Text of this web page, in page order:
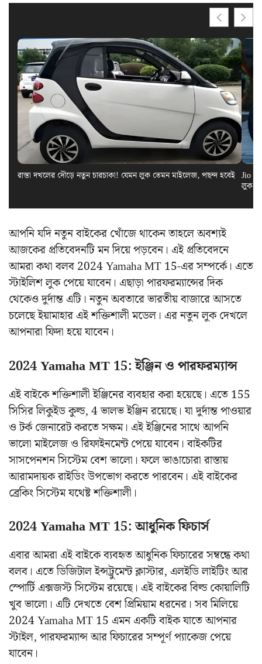
রাস্তা দখলের দৌড়ে নতুন চারচাকা! যেমন লুক তেমন মাইলেজ, পছন্দ হবেই Jio
লুক
আপনি যদি নতুন বাইকের খোঁজে থাকেন তাহলে অবশ্যই
আজকের প্রতিবেদনটি মন দিয়ে পড়বেন। এই প্রতিবেদনে
আমরা কথা বলব 2024 Yamaha MT 15-এর সম্পর্কে। এতে
স্টাইলিশ লুক পেয়ে যাবেন। এছাড়া পারফরম্যান্সের দিক
থেকেও দুর্দান্ত এটি। নতুন অবতারে ভারতীয় বাজারে আসতে
চলেছে ইয়ামাহার এই শক্তিশালী মডেল। এর নতুন লুক দেখলে
আপনারা ফিদা হয়ে যাবেন।
2024 Yamaha MT 15: ইঞ্জিন ও পারফরম্যান্স
এই বাইকে শক্তিশালী ইঞ্জিনের ব্যবহার করা হয়েছে। এতে 155
সিসির লিকুইড কুল্ড, 4 ভালভ ইঞ্জিন রয়েছে। যা দুর্দান্ত পাওয়ার
ও টর্ক জেনারেট করতে সক্ষম। এই ইঞ্জিনের সাথে আপনি
ভালো মাইলেজ ও রিফাইনমেন্ট পেয়ে যাবেন। বাইকটির
সাসপেনশন সিস্টেম বেশ ভালো। ফলে ভাঙাচোরা রাস্তায়
আরামদায়ক রাইডিং উপভোগ করতে পারবেন। এই বাইকের
ব্রেকিং সিস্টেম যথেষ্ট শক্তিশালী।
2024 Yamaha MT 15: আধুনিক ফিচার্স
এবার আমরা এই বাইকে ব্যবহৃত আধুনিক ফিচারের সম্বন্ধে কথা
বলব। এতে ডিজিটাল ইন্সট্রুমেন্ট ক্লাস্টার, এলইডি লাইটিং আর
স্পোর্টি এক্সজস্ট সিস্টেম রয়েছে। এই বাইকের বিল্ড কোয়ালিটি
খুব ভালো। এটি দেখতে বেশ প্রিমিয়াম ধরনের। সব মিলিয়ে
2024 Yamaha MT 15 এমন একটি বাইক যাতে আপনার
স্টাইল, পারফরম্যান্স আর ফিচারের সম্পূর্ণ প্যাকেজ পেয়ে
যাবেন।